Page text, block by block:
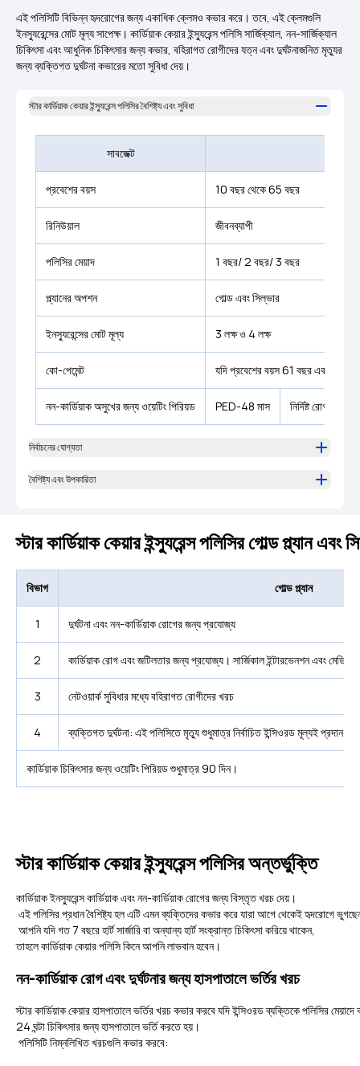
এই পলিসিটি বিভিন্ন হৃদরোগের জন্য একাধিক ক্লেমও কভার করে। তবে, এই ক্লেমগুলি
ইনস্যুরেন্সের মোট মূল্য সাপেক্ষ। কার্ডিয়াক কেয়ার ইন্স্যুরেন্স পলিসি সার্জিক্যাল, নন-সার্জিক্যাল
চিকিৎসা এবং আধুনিক চিকিৎসার জন্য কভার, বহিরাগত রোগীদের যত্ন এবং দুর্ঘটনাজনিত মৃত্যুর
জন্য ব্যক্তিগত দুর্ঘটনা কভারের মতো সুবিধা দেয়।
স্টার কার্ডিয়াক কেয়ার ইন্স্যুরেন্স পলিসির বৈশিষ্ট্য এবং সুবিধা
সাবজেক্ট
প্রবেশের বয়স 10 বছর থেকে 65 বছর
রিনিউয়াল জীবনব্যাপী
পলিসির মেয়াদ 1 বছর/ 2 বছর/ 3 বছর
প্ল্যানের অপশন গোল্ড এবং সিল্ভার
ইনস্যুরেন্সের মোট মূল্য ₹3 লক্ষ ও ₹4 লক্ষ
কো-পেমেন্ট যদি প্রবেশের বয়স 61 বছর এবং সমস্ত
নন-কার্ডিয়াক অসুখের জন্য ওয়েটিং পিরিয়ড PED-48 মাস নির্দিষ্ট রোগ- 24
নির্বাচনের যোগ্যতা
বৈশিষ্ট্য এবং উপকারিতা
স্টার কার্ডিয়াক কেয়ার ইন্স্যুরেন্স পলিসির গোল্ড প্ল্যান এবং
বিভাগ গোল্ড প্ল্যান
1 দুর্ঘটনা এবং নন-কার্ডিয়াক রোগের জন্য প্রযোজ্য
2 কার্ডিয়াক রোগ এবং জটিলতার জন্য প্রযোজ্য। সার্জিকাল ইন্টারভেনশন এবং
3 নেটওয়ার্ক সুবিধার মধ্যে বহিরাগত রোগীদের খরচ
4 ব্যক্তিগত দুর্ঘটনা: এই পলিসিতে মৃত্যু শুধুমাত্র নির্বাচিত ইন্সিওরড মূল্যই প্রদান
কার্ডিয়াক চিকিৎসার জন্য ওয়েটিং পিরিয়ড শুধুমাত্র 90 দিন।
স্টার কার্ডিয়াক কেয়ার ইন্স্যুরেন্স পলিসির অন্তর্ভুক্তি
কার্ডিয়াক ইনস্যুরেন্স কার্ডিয়াক এবং নন-কার্ডিয়াক রোগের জন্য বিস্তৃত খরচ দেয়।
এই পলিসির প্রধান বৈশিষ্ট্য হল এটি এমন ব্যক্তিদের কভার করে যারা আগে থেকেই হৃদরোগে
আপনি যদি গত 7 বছরে হার্ট সার্জারি বা অন্যান্য হার্ট সংক্রান্ত চিকিৎসা করিয়ে থাকেন,
তাহলে কার্ডিয়াক কেয়ার পলিসি কিনে আপনি লাভবান হবেন।
নন-কার্ডিয়াক রোগ এবং দুর্ঘটনার জন্য হাসপাতালে ভর্তির খরচ
স্টার কার্ডিয়াক কেয়ার হাসপাতালে ভর্তির খরচ কভার করবে যদি ইন্সিওরড ব্যক্তিকে পলিসির মেয়াদে
24 ঘন্টা চিকিৎসার জন্য হাসপাতালে ভর্তি করতে হয়।
পলিসিটি নিম্নলিখিত খরচগুলি কভার করবে: